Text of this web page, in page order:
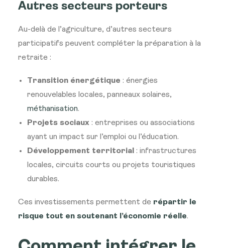
Autres secteurs porteurs
Au-delà de l’agriculture, d’autres secteurs
participatifs peuvent compléter la préparation à la
retraite :
Transition énergétique : énergies
renouvelables locales, panneaux solaires,
méthanisation.
Projets sociaux : entreprises ou associations
ayant un impact sur l’emploi ou l’éducation.
Développement territorial : infrastructures
locales, circuits courts ou projets touristiques
durables.
Ces investissements permettent de répartir le
risque tout en soutenant l’économie réelle.